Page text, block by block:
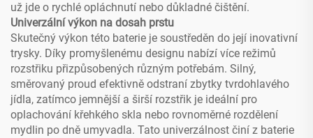
už jde o rychlé opláchnutí nebo důkladné čištění.
Univerzální výkon na dosah prstu
Skutečný výkon této baterie je soustředěn do její inovativní
trysky. Díky promyšlenému designu nabízí více režimů
rozstřiku přizpůsobených různým potřebám. Silný,
směrovaný proud efektivně odstraní zbytky tvrdohlavého
jídla, zatímco jemnější a širší rozstřik je ideální pro
oplachování křehkého skla nebo rovnoměrné rozdělení
mydlin po dně umyvadla. Tato univerzálnost činí z baterie